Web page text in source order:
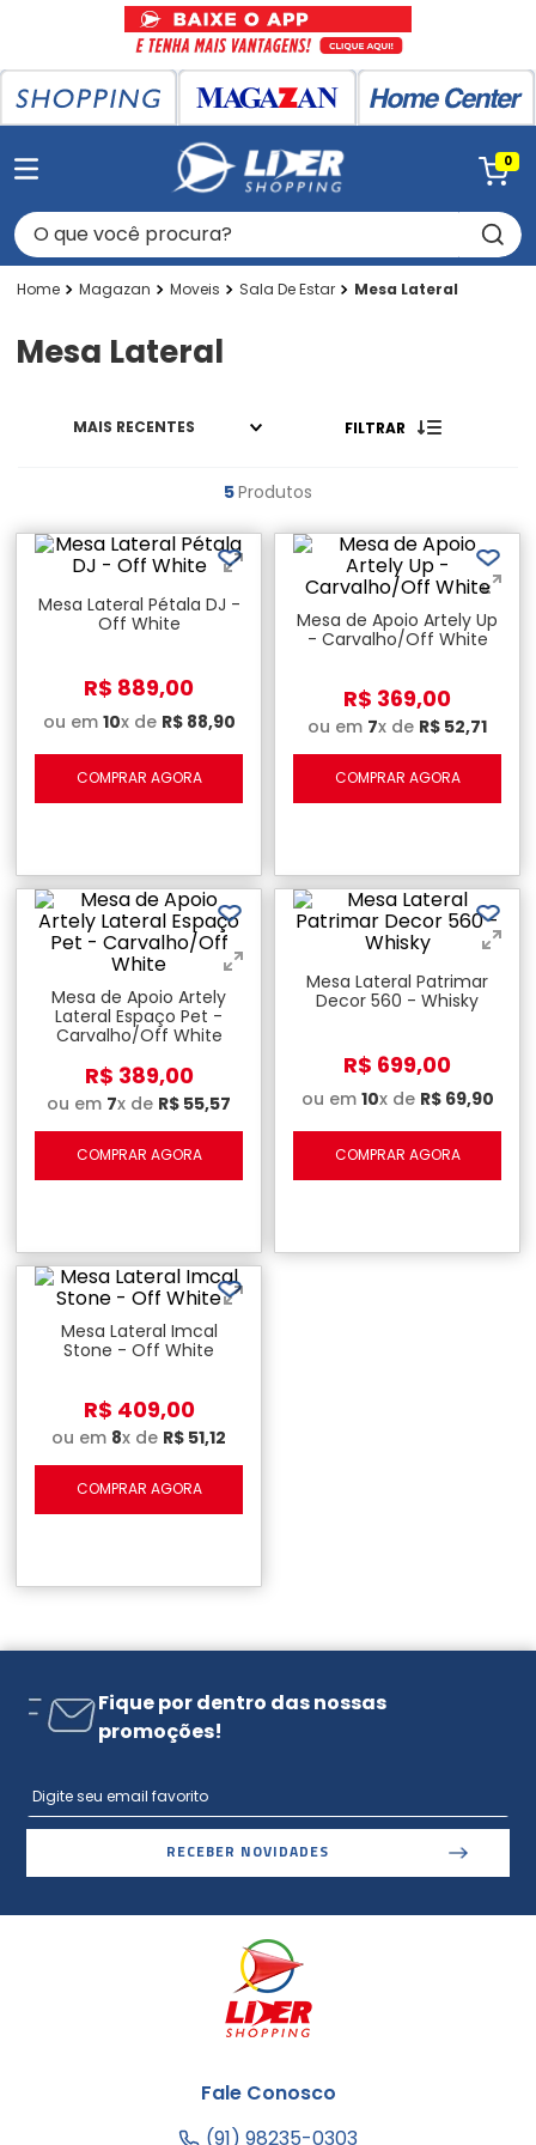
0
O que você procura?
Magazan Moveis Sala De Estar Mesa Lateral
Mesa Lateral
MAIS RECENTES FILTRAR
5Produtos
Mesa Lateral Pétala DJ -
Off White
R$ 889,00
ou em 10x de R$ 88,90
COMPRAR AGORA
Mesa de Apoio Artely Up
- Carvalho/Off White
R$ 369,00
ou em 7x de R$ 52,71
COMPRAR AGORA
Mesa de Apoio Artely
Lateral Espaço Pet -
Carvalho/Off White
R$ 389,00
ou em 7x de R$ 55,57
COMPRAR AGORA
Mesa Lateral Patrimar
Decor 560 - Whisky
R$ 699,00
ou em 10x de R$ 69,90
COMPRAR AGORA
Mesa Lateral Imcal
Stone - Off White
R$ 409,00
ou em 8x de R$ 51,12
COMPRAR AGORA
Fique por dentro das nossas
promoções!
RECEBER NOVIDADES
Fale Conosco
(91) 98235-0303